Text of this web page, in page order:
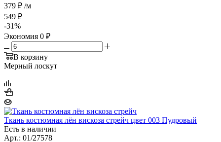
379 ₽ /м
549 ₽
-31%
Экономия 0 ₽
В корзину
Мерный лоскут
Ткань костюмная лён вискоза стрейч цвет 003 Пудровый
Есть в наличии
Арт.: 01/27578